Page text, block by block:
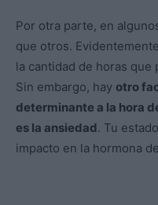
Por otra parte, en
que otros.
la cantidad de horas que
Sin embargo, hay otro
determinante a la hora
es la ansiedad. Tu
impacto en la hormona